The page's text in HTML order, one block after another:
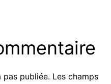
pas publiée. Les champs